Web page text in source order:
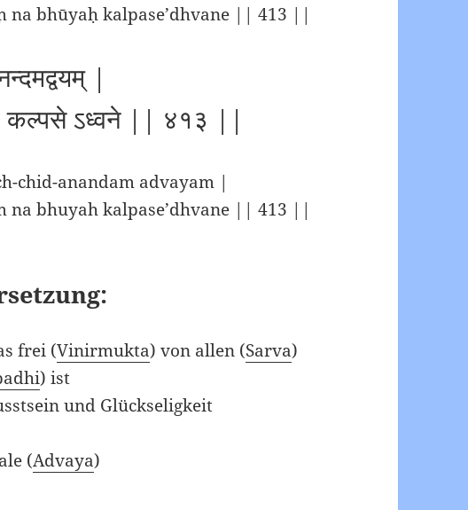
na bhūyaḥ kalpase’dhvane || 413 ||
|
कल्पसे ऽध्वने || ४१३ ||
chid-anandam advayam |
na bhuyah kalpase’dhvane || 413 ||
frei (Vinirmukta) von allen (Sarva)
) ist
und Glückseligkeit
(Advaya)